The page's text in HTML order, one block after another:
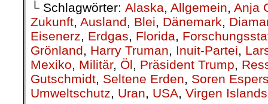
└ Schlagwörter: Alaska, Allgemein, Anja
Zukunft, Ausland, Blei, Dänemark,
Eisenerz, Erdgas, Florida,
Grönland, Harry Truman, Inuit-Partei,
Mexiko, Militär, Öl, Präsident Trump,
Gutschmidt, Seltene Erden, Soren
Umweltschutz, Uran, USA, Virgen Islands